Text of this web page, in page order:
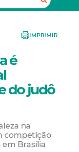
IMPRIMIR
é
do judô
na
competição
Brasília